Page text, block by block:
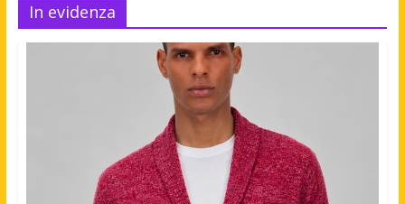
In evidenza